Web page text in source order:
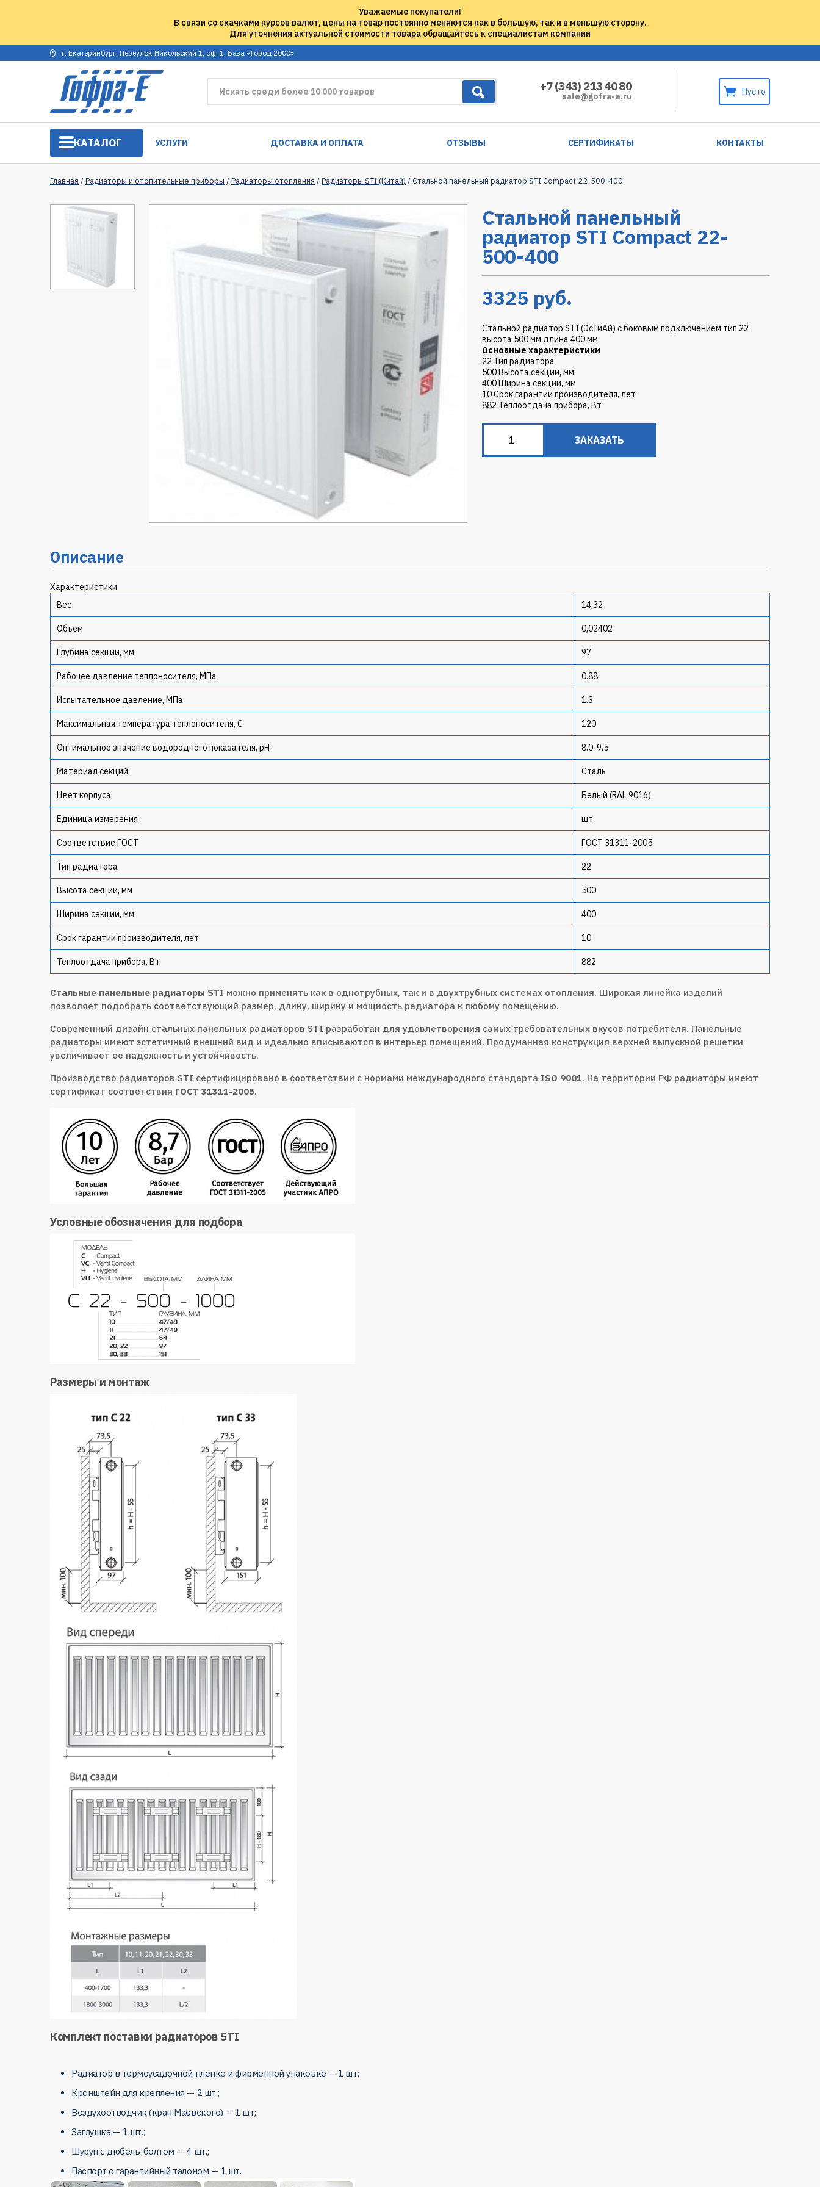
Уважаемые покупатели!
В связи со скачками курсов валют, цены на товар постоянно меняются как в большую, так и в меньшую сторону.
Для уточнения актуальной стоимости товара обращайтесь к специалистам компании
г. Екатеринбург, Переулок Никольский 1, оф. 1, База «Город 2000»
+7 (343) 213 40 80
sale@gofra-e.ru Пусто
КАТАЛОГ УСЛУГИ ДОСТАВКА И ОПЛАТА ОТЗЫВЫ СЕРТИФИКАТЫ КОНТАКТЫ
Главная /Радиаторы и отопительные приборы /Радиаторы отопления /Радиаторы STI (Китай) / Стальной панельный радиатор STI Compact 22-500-400
Стальной панельный
радиатор STI Compact 22-
500-400
3325 руб.
Стальной радиатор STI (ЭсТиАй) с боковым подключением тип 22
высота 500 мм длина 400 мм
Основные характеристики
22 Тип радиатора
500 Высота секции, мм
400 Ширина секции, мм
10 Срок гарантии производителя, лет
882 Теплоотдача прибора, Вт
ЗАКАЗАТЬ
Описание
Характеристики
Вес
14,32
Объем 0,02402
Глубина секции, мм 97
Рабочее давление теплоносителя, МПа 0.88
Испытательное давление, МПа 1.3
Максимальная температура теплоносителя, C 120
Оптимальное значение водородного показателя, pH 8.0-9.5
Материал секций Сталь
Цвет корпуса Белый (RAL 9016)
Единица измерения шт
Соответствие ГОСТ ГОСТ 31311-2005
Тип радиатора 22
Высота секции, мм 500
Ширина секции, мм 400
Срок гарантии производителя, лет 10
Теплоотдача прибора, Вт 882
Стальные панельные радиаторы STI можно применять как в однотрубных, так и в двухтрубных системах отопления. Широкая линейка изделий
позволяет подобрать соответствующий размер, длину, ширину и мощность радиатора к любому помещению.
Современный дизайн стальных панельных радиаторов STI разработан для удовлетворения самых требовательных вкусов потребителя. Панельные
радиаторы имеют эстетичный внешний вид и идеально вписываются в интерьер помещений. Продуманная конструкция верхней выпускной решетки
увеличивает ее надежность и устойчивость.
Производство радиаторов STI сертифицировано в соответствии с нормами международного стандарта ISO 9001. На территории РФ радиаторы имеют
сертификат соответствия ГОСТ 31311-2005.
Условные обозначения для подбора
Размеры и монтаж
Комплект поставки радиаторов STI
Радиатор в термоусадочной пленке и фирменной упаковке — 1 шт;
Кронштейн для крепления — 2 шт.;
Воздухоотводчик (кран Маевского) — 1 шт;
Заглушка — 1 шт.;
Шуруп с дюбель-болтом — 4 шт.;
Паспорт с гарантийный талоном — 1 шт.